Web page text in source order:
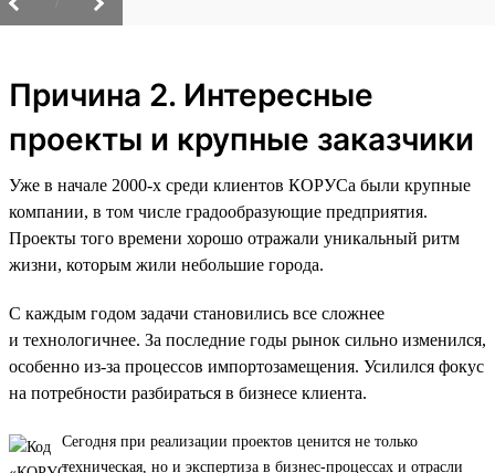
Причина 2. Интересные
проекты и крупные заказчики
Уже в начале 2000-х среди клиентов КОРУСа были крупные
компании, в том числе градообразующие предприятия.
Проекты того времени хорошо отражали уникальный ритм
жизни, которым жили небольшие города.
С каждым годом задачи становились все сложнее
и технологичнее. За последние годы рынок сильно изменился,
особенно из-за процессов импортозамещения. Усилился фокус
на потребности разбираться в бизнесе клиента.
Сегодня при реализации проектов ценится не только
техническая, но и экспертиза в бизнес-процессах и отрасли